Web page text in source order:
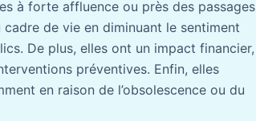
à forte affluence ou près des passages
de vie en diminuant le sentiment
De plus, elles ont un impact financier,
préventives. Enfin, elles
en raison de l’obsolescence ou du